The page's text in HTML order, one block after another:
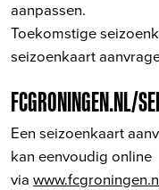
aanpassen.
Toekomstige
seizoenkaart
FCGRONINGEN.NL/
Een seizoenkaart
kan eenvoudig online
via